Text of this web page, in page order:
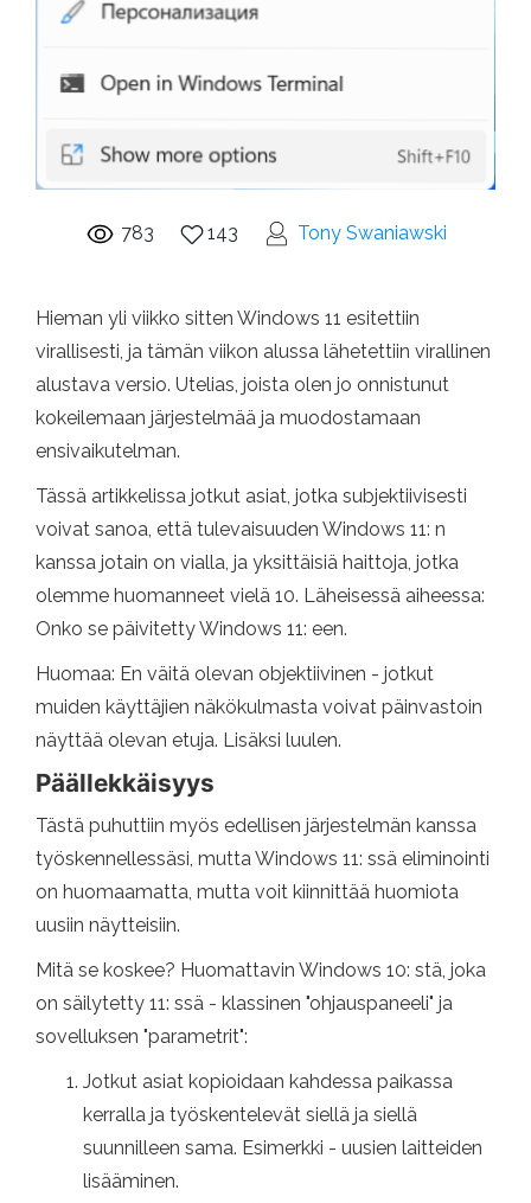
783 143 Tony Swaniawski
Hieman yli viikko sitten Windows 11 esitettiin
virallisesti, ja tämän viikon alussa lähetettiin virallinen
alustava versio. Utelias, joista olen jo onnistunut
kokeilemaan järjestelmää ja muodostamaan
ensivaikutelman.
Tässä artikkelissa jotkut asiat, jotka subjektiivisesti
voivat sanoa, että tulevaisuuden Windows 11: n
kanssa jotain on vialla, ja yksittäisiä haittoja, jotka
olemme huomanneet vielä 10. Läheisessä aiheessa:
Onko se päivitetty Windows 11: een.
Huomaa: En väitä olevan objektiivinen - jotkut
muiden käyttäjien näkökulmasta voivat päinvastoin
näyttää olevan etuja. Lisäksi luulen.
Päällekkäisyys
Tästä puhuttiin myös edellisen järjestelmän kanssa
työskennellessäsi, mutta Windows 11: ssä eliminointi
on huomaamatta, mutta voit kiinnittää huomiota
uusiin näytteisiin.
Mitä se koskee? Huomattavin Windows 10: stä, joka
on säilytetty 11: ssä - klassinen "ohjauspaneeli" ja
sovelluksen "parametrit":
Jotkut asiat kopioidaan kahdessa paikassa
kerralla ja työskentelevät siellä ja siellä
suunnilleen sama. Esimerkki - uusien laitteiden
lisääminen.